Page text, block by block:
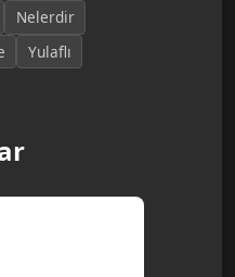
Nelerdir
Yulaflı